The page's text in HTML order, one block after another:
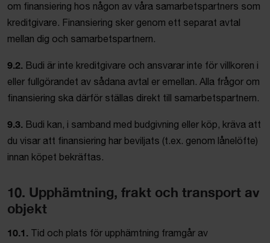
om finansiering hos någon av våra samarbetspartners som
kreditgivare. Finansiering sker genom ett separat avtal
mellan dig och samarbetspartnern.
9.2. Budi är inte kreditgivare och ansvarar inte för villkoren i
eller fullgörandet av sådana avtal er emellan. Alla frågor om
finansiering ska därför ställas direkt till samarbetspartnern.
9.3. Budi kan, i samband med budgivning eller köp, kräva att
du visar att finansiering har beviljats (t.ex. genom lånelöfte)
innan köpet bekräftas.
10. Upphämtning, frakt och transport av
objekt
10.1. Tid och plats för upphämtning framgår av